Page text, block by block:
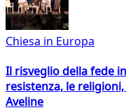
Chiesa in Europa
Il risveglio della fede
resistenza, le
Aveline